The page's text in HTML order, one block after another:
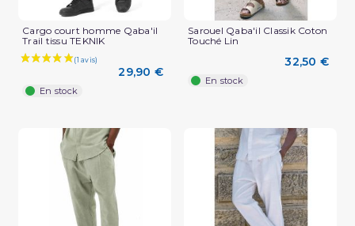
Cargo court homme Qaba'il
Trail tissu TEKNIK
29,90 €
En stock
Sarouel Qaba'il Classik Coton
Touché Lin
32,50 €
En stock